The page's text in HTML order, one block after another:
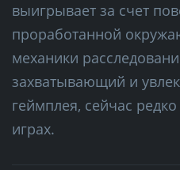
выигрывает за счет
проработанной
механики
захватывающий и
геймплея, сейчас
играх.